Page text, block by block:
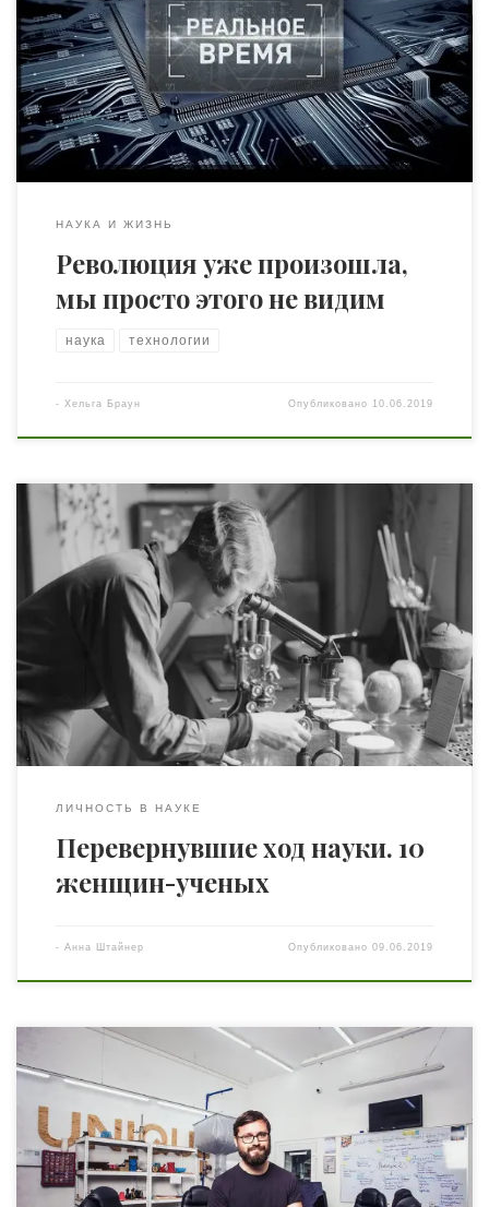
начало. Как бы фантастично ни звучало, ещё немного —
и человек станет делить планету с роботами. Рядом с
этой новой реальностью Украина, Россия, их
экономика, промышленность, образование выглядят
территорией архаики, заповедником прошлого века.
То, […]
НАУКА И ЖИЗНЬ
Революция уже произошла,
мы просто этого не видим
наука технологии
- Хельга Браун Опубликовано 10.06.2019
По данным ЮНЕСКО, лишь 30% девушек выбирают
научно-технические дисциплины в высших учебных
заведениях. Главные препятствия для девушек в науке
— стереотипы и предубеждения в обществе, как
считают в Организации Объединенных Наций.
Представляю вашему вниманию 10 женщин-ученых,
которые внесли неоценимый вклад в науку и сделали
жизнь человечества лучше. МАРИЯ СКЛОДОВСКАЯ-
КЮРИ (1867 […]
ЛИЧНОСТЬ В НАУКЕ
Перевернувшие ход науки. 10
женщин-ученых
- Анна Штайнер Опубликовано09.06.2019
Одесский стартап Kwambio занимается 3D-печатью
керамических изделий и инновациями в сфере 3D-
принтеров. Но настоящим их открытием стало
изготовление на принтере костных имплантов.
Kwambio уже удалось привлечь $ 2 миллиона
иностранных инвестиций от венчурных фондов и